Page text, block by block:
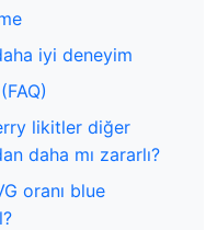
iyi deneyim
likitler diğer
daha mı zararlı?
oranı blue